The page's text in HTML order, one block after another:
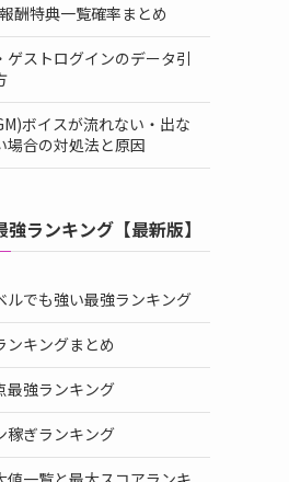
酬特典一覧確率まとめ
ゲストログインのデータ引
ボイスが流れない・出な
場合の対処法と原因
ランキング【最新版】
ルでも強い最強ランキング
ンキングまとめ
最強ランキング
稼ぎランキング